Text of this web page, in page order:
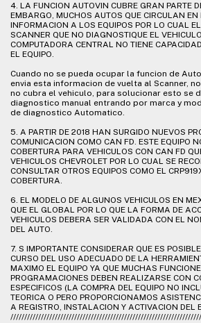
4. LA FUNCION AUTOVIN CUBRE GRAN PARTE
EMBARGO, MUCHOS AUTOS QUE CIRCULAN
INFORMACION A LOS EQUIPOS POR LO CUAL
SCANNER QUE NO DIAGNOSTIQUE EL
COMPUTADORA CENTRAL NO TIENE
EL EQUIPO.
Cuando no se pueda ocupar la funcion de
envia esta informacion de vuelta al Scanner,
no cubra el vehiculo, para solucionar esto se
diagnostico manual entrando por marca y
de diagnostico Automatico.
5. A PARTIR DE 2018 HAN SURGIDO NUEVOS
COMUNICACION COMO CAN FD. ESTE EQUIPO
COBERTURA PARA VEHICULOS CON CAN FD
VEHICULOS CHEVROLET POR LO CUAL SE
CONSULTAR OTROS EQUIPOS COMO EL
COBERTURA.
6. EL MODELO DE ALGUNOS VEHICULOS EN
QUE EL GLOBAL POR LO QUE LA FORMA DE
VEHICULOS DEBERA SER VALIDADA CON EL
DEL AUTO.
7. S IMPORTANTE CONSIDERAR QUE ES
CURSO DEL USO ADECUADO DE LA
MAXIMO EL EQUIPO YA QUE MUCHAS
PROGRAMACIONES DEBEN REALIZARSE CON
ESPECIFICOS (LA COMPRA DEL EQUIPO NO
TEORICA O PERO PROPORCIONAMOS
A REGISTRO, INSTALACION Y ACTIVACION DEL